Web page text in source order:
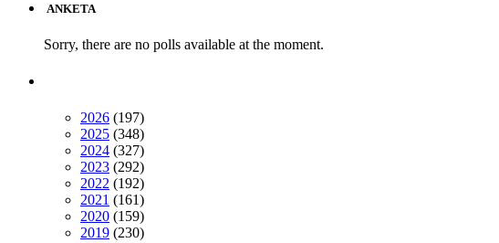
ANKETA
Sorry, there are no polls available at the moment.
2026 (197)
2025 (348)
2024 (327)
2023 (292)
2022 (192)
2021 (161)
2020 (159)
2019 (230)